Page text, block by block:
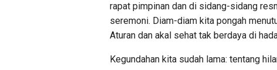
rapat pimpinan dan di sidang-sidang
seremoni. Diam-diam kita pongah
Aturan dan akal sehat tak berdaya di
Kegundahan kita sudah lama: tentang